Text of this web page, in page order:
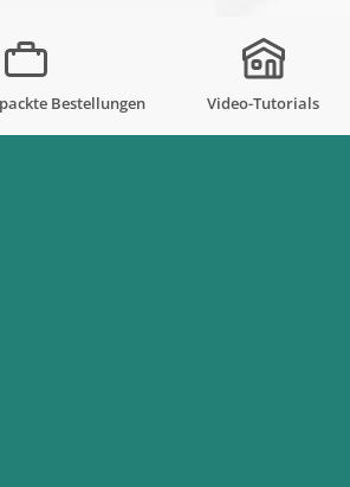
Bestellungen Video-Tutorials